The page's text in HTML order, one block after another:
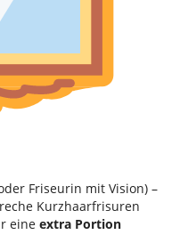
Friseurin mit Vision) –
Kurzhaarfrisuren
eine extra Portion